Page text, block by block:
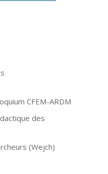
CFEM-ARDM
des
(Wejch)